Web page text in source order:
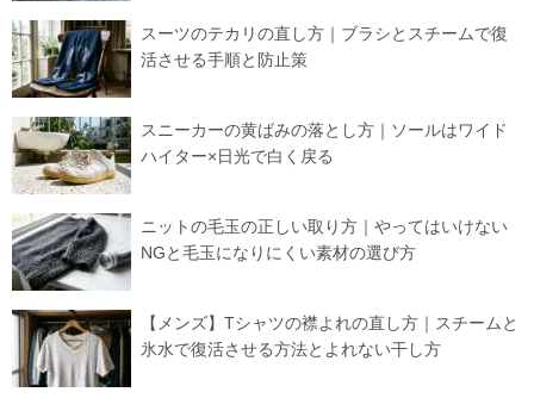
スーツのテカリの直し方｜ブラシとスチームで復
活させる手順と防止策
スニーカーの黄ばみの落とし方｜ソールはワイド
ハイター×日光で白く戻る
ニットの毛玉の正しい取り方｜やってはいけない
NGと毛玉になりにくい素材の選び方
【メンズ】Tシャツの襟よれの直し方｜スチームと
氷水で復活させる方法とよれない干し方